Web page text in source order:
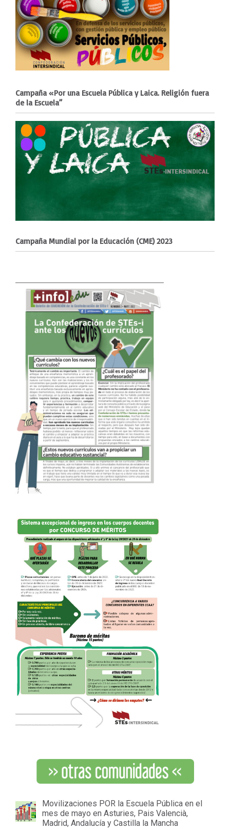
Campaña «Por una Escuela Pública y Laica. Religión fuera
de la Escuela”
Campaña Mundial por la Educación (CME) 2023
Movilizaciones POR la Escuela Pública en el
mes de mayo en Asturies, Pais Valencià,
Madrid, Andalucía y Castilla la Mancha